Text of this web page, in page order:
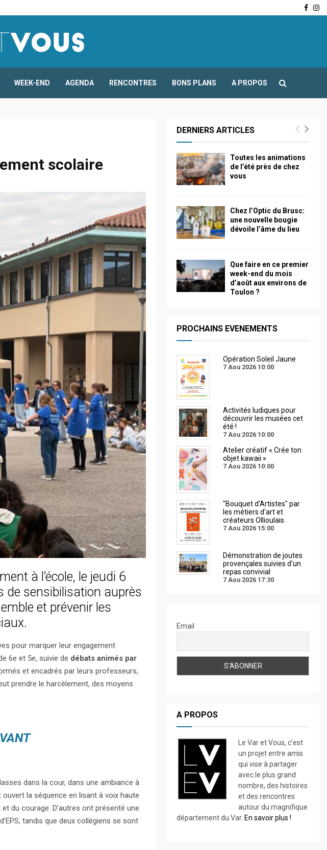
WEEK-END AGENDA RENCONTRES BONS PLANS A PROPOS
scolaire
à l’école, le jeudi 6
de sensibilisation auprès
et prévenir les
pour marquer leur engagement
6e et 5e, suivie de débats animés par
et encadrés par leurs professeurs,
prendre le harcèlement, des moyens
dans la cour, dans une ambiance à
la séquence en lisant à voix haute
du courage. D’autres ont présenté une
tandis que deux collégiens se sont
DERNIERS ARTICLES
Toutes les animations
de l’été près de chez
vous
Chez l’Optic du Brusc:
une nouvelle bougie
dévoile l’âme du lieu
Que faire en ce premier
week-end du mois
d’août aux environs de
Toulon ?
PROCHAINS EVENEMENTS
Opération Soleil Jaune
7 Aou 2026 10:00
Activités ludiques pour
découvrir les musées cet
été !
7 Aou 2026 10:00
Atelier créatif « Crée ton
objet kawaii »
7 Aou 2026 10:00
"Bouquet d'Artistes" par
les métiers d'art et
créateurs Ollioulais
7 Aou 2026 15:00
Démonstration de joutes
provençales suivies d'un
repas convivial
7 Aou 2026 17:30
Email
A PROPOS
Le Var et Vous, c’est
un projet entre amis
qui vise à partager
avec le plus grand
nombre, des histoires
et des rencontres
autour du magnifique
département du Var. En savoir plus !